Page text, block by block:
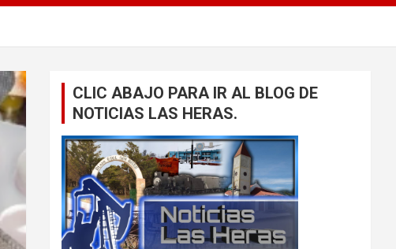
CLIC ABAJO PARA IR AL BLOG DE
NOTICIAS LAS HERAS.